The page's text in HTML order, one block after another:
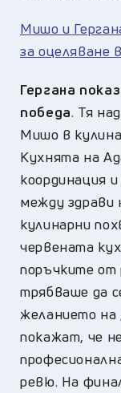
Мишо и
за оцеляване
Гергана
победа. Тя
Мишо в
Кухнята на
координация
между здрави
кулинарни
червената
поръчките от
трябваше да
желанието на
покажат, че
ревю. На